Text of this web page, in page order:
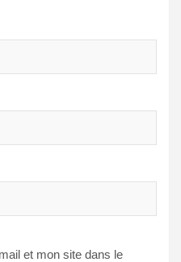
et mon site dans le